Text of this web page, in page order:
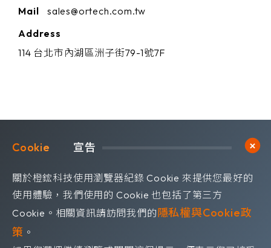
Mail
sales@ortech.com.tw
Address
114 台北市內湖區洲子街79-1號7F
宣告
關於橙鋐科技使用瀏覽器紀錄 Cookie 來提供您最好的
使用體驗，我們使用的 Cookie 也包括了第三方
Cookie。相關資訊請訪問我們的隱私權與Cookie政
策 。